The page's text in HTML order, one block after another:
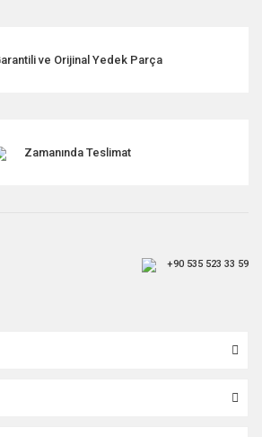
ve Orijinal Yedek Parça
Zamanında Teslimat
+90 535 523 33 59